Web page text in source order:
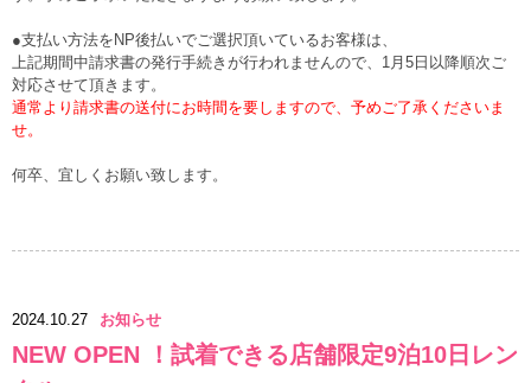
●支払い方法をNP後払いでご選択頂いているお客様は、
上記期間中請求書の発行手続きが行われませんので、1月5日以降順次ご
対応させて頂きます。
通常より請求書の送付にお時間を要しますので、予めご了承くださいま
せ。
何卒、宜しくお願い致します。
2024.10.27 お知らせ
NEW OPEN ！試着できる店舗限定9泊10日レン